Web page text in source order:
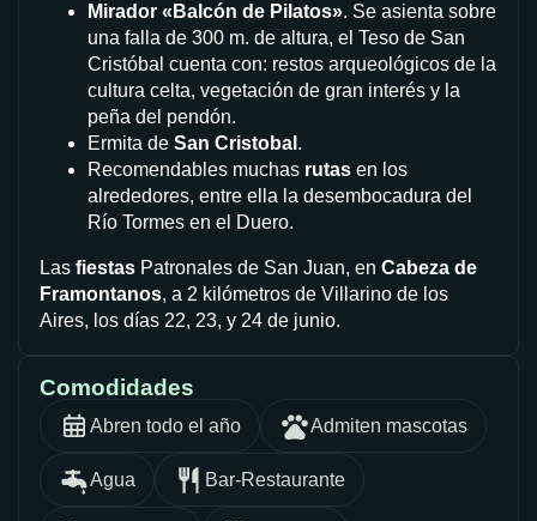
Mirador «Balcón de Pilatos». Se asienta sobre
una falla de 300 m. de altura, el Teso de San
Cristóbal cuenta con: restos arqueológicos de la
cultura celta, vegetación de gran interés y la
peña del pendón.
Ermita de San Cristobal .
Recomendables muchas rutas en los
alrededores, entre ella la desembocadura del
Río Tormes en el Duero.
Las fiestas Patronales de San Juan, en Cabeza de
Framontanos, a 2 kilómetros de Villarino de los
Aires, los días 22, 23, y 24 de junio.
Comodidades
Abren todo el año Admiten mascotas
Agua Bar-Restaurante